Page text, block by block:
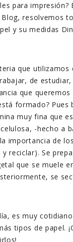
para impresión?
Blog, resolvemos
y su medidas
que utilizamos
de
que
formado? Pues
muy fina que
-hecho a
importancia de
reciclar). Se
que se muele
se
es muy
tipos de papel.